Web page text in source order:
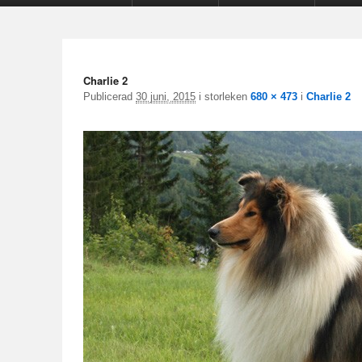
Charlie 2
Publicerad 30 juni, 2015 i storleken 680 × 473 i Charlie 2